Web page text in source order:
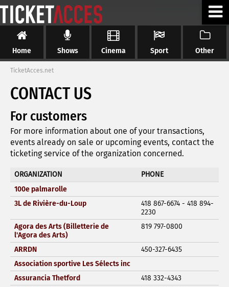
Home Shows Cinema Sport Other
TicketAcces.net
CONTACT US
For customers
For more information about one of your transactions,
events already on sale or upcoming events, contact the
ticketing service of the organization concerned.
ORGANIZATION
PHONE
100e palmarolle
3L de Rivière-du-Loup
418 867-6674 - 418 894-
2230
Agora des Arts (Billetterie de
l'Agora des Arts)
819 797-0800
ARRDN
450-327-6435
Association sportive Les Sélects inc
Assurancia Thetford
418 332-4343